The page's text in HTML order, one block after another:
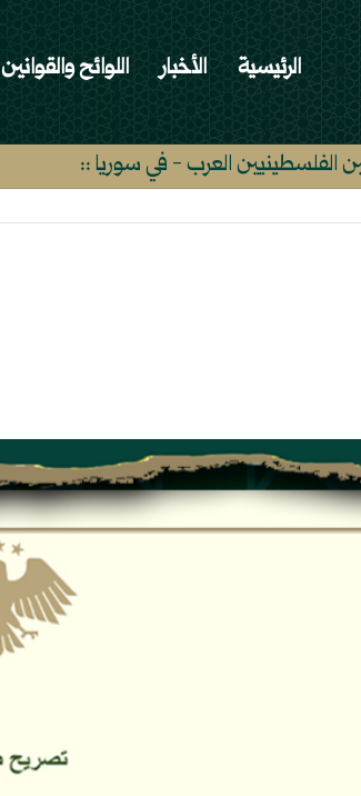
الرئيسية الأخبار اللوائح والقوانين
الفلسطينيين العرب - في سوريا ::